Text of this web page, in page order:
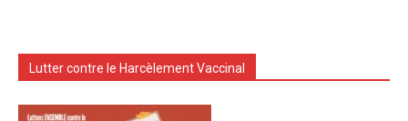
Lutter contre le Harcèlement Vaccinal